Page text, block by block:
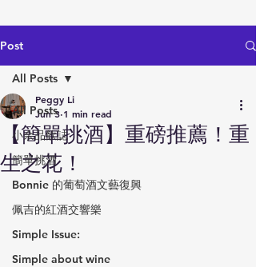
Post
All Posts
小余品飲誌
簡單挑酒
Bonnie 的葡萄酒文藝復興
佩吉的紅酒交響樂
Simple Issue:
Simple about wine
All Posts
【簡單挑酒】重磅推薦！重
生之花！
Peggy Li
Jun 3 1 min read